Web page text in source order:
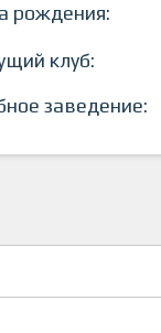
рождения:
клуб:
заведение: